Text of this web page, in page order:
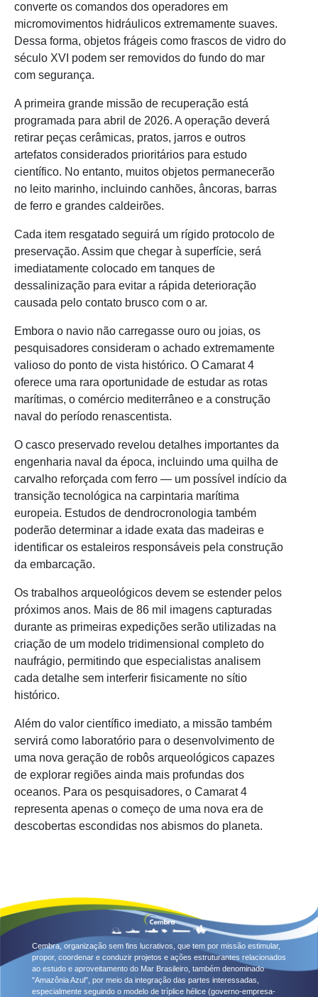
converte os comandos dos operadores em
micromovimentos hidráulicos extremamente suaves.
Dessa forma, objetos frágeis como frascos de vidro do
século XVI podem ser removidos do fundo do mar
com segurança.
A primeira grande missão de recuperação está
programada para abril de 2026. A operação deverá
retirar peças cerâmicas, pratos, jarros e outros
artefatos considerados prioritários para estudo
científico. No entanto, muitos objetos permanecerão
no leito marinho, incluindo canhões, âncoras, barras
de ferro e grandes caldeirões.
Cada item resgatado seguirá um rígido protocolo de
preservação. Assim que chegar à superfície, será
imediatamente colocado em tanques de
dessalinização para evitar a rápida deterioração
causada pelo contato brusco com o ar.
Embora o navio não carregasse ouro ou joias, os
pesquisadores consideram o achado extremamente
valioso do ponto de vista histórico. O Camarat 4
oferece uma rara oportunidade de estudar as rotas
marítimas, o comércio mediterrâneo e a construção
naval do período renascentista.
O casco preservado revelou detalhes importantes da
engenharia naval da época, incluindo uma quilha de
carvalho reforçada com ferro — um possível indício da
transição tecnológica na carpintaria marítima
europeia. Estudos de dendrocronologia também
poderão determinar a idade exata das madeiras e
identificar os estaleiros responsáveis pela construção
da embarcação.
Os trabalhos arqueológicos devem se estender pelos
próximos anos. Mais de 86 mil imagens capturadas
durante as primeiras expedições serão utilizadas na
criação de um modelo tridimensional completo do
naufrágio, permitindo que especialistas analisem
cada detalhe sem interferir fisicamente no sítio
histórico.
Além do valor científico imediato, a missão também
servirá como laboratório para o desenvolvimento de
uma nova geração de robôs arqueológicos capazes
de explorar regiões ainda mais profundas dos
oceanos. Para os pesquisadores, o Camarat 4
representa apenas o começo de uma nova era de
descobertas escondidas nos abismos do planeta.
Cembra, organização sem fins lucrativos, que tem por missão estimular,
propor, coordenar e conduzir projetos e ações estruturantes relacionados
ao estudo e aproveitamento do Mar Brasileiro, também denominado
"Amazônia Azul", por meio da integração das partes interessadas,
especialmente seguindo o modelo de tríplice hélice (governo-empresa-